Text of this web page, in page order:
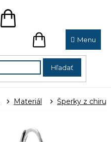
Hľadať
NÁKUPNÝ
NÁKUPNÝ
KOŠÍK
Materiál Šperky z